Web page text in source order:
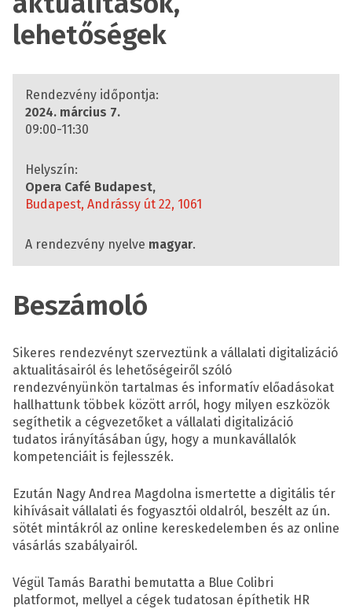
lehetőségek
Rendezvény időpontja:
2024. március 7.
09:00-11:30
Helyszín:
Opera Café Budapest,
Budapest, Andrássy út 22, 1061
A rendezvény nyelve magyar.
Beszámoló
Sikeres rendezvényt szerveztünk a vállalati digitalizáció
aktualitásairól és lehetőségeiről szóló
rendezvényünkön tartalmas és informatív előadásokat
hallhattunk többek között arról, hogy milyen eszközök
segíthetik a cégvezetőket a vállalati digitalizáció
tudatos irányításában úgy, hogy a munkavállalók
kompetenciáit is fejlesszék.
Ezután Nagy Andrea Magdolna ismertette a digitális tér
kihívásait vállalati és fogyasztói oldalról, beszélt az ún.
sötét mintákról az online kereskedelemben és az online
vásárlás szabályairól.
Végül Tamás Barathi bemutatta a Blue Colibri
platformot, mellyel a cégek tudatosan építhetik HR